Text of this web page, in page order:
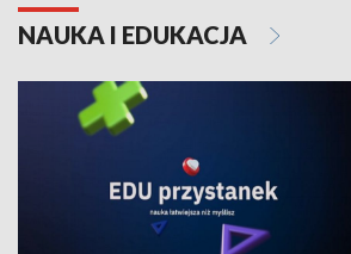
NAUKA I EDUKACJA